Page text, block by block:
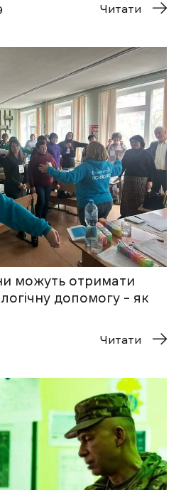
Читати
можуть отримати
допомогу – як
Читати